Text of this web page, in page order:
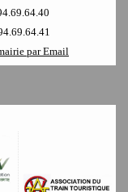
par Email